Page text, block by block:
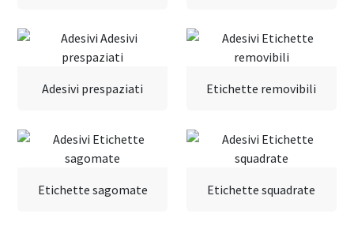
Adesivi prespaziati Etichette removibili
Etichette sagomate Etichette squadrate